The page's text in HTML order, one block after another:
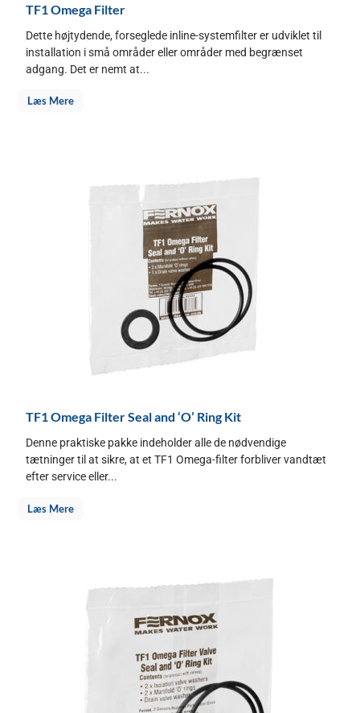
TF1 Omega Filter
Dette højtydende, forseglede inline-systemfilter er udviklet til
installation i små områder eller områder med begrænset
adgang. Det er nemt at...
Læs Mere
TF1 Omega Filter Seal and ‘O’ Ring Kit
Denne praktiske pakke indeholder alle de nødvendige
tætninger til at sikre, at et TF1 Omega-filter forbliver vandtæt
efter service eller...
Læs Mere